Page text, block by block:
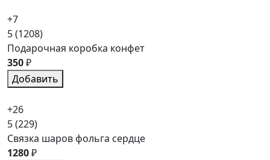
+7
5(1208)
Подарочная коробка конфет
350₽
Добавить
+26
5(229)
Связка шаров фольга сердце
1280₽